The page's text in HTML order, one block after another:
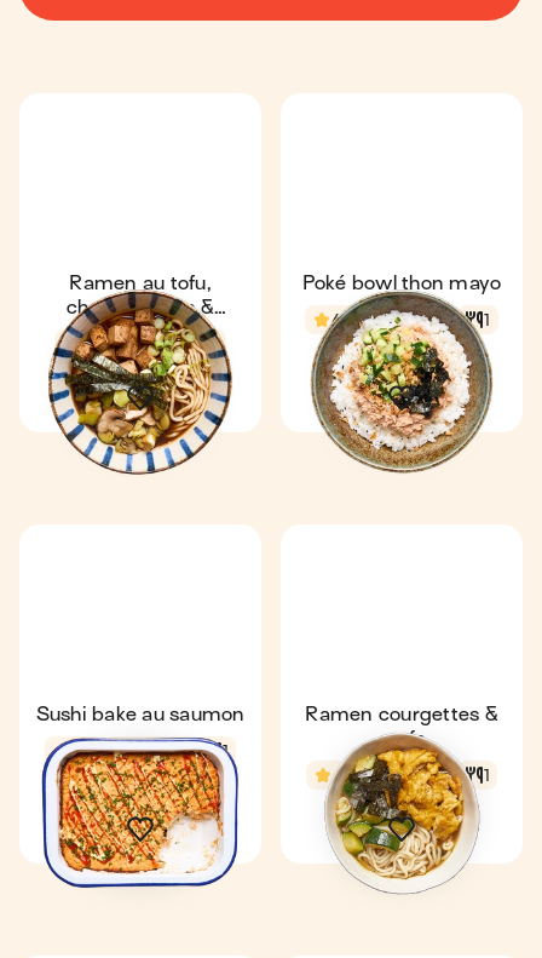
Ramen au tofu,
champignons &
poireaux
4 18 min 1
Poké bowl thon mayo
4,6 22 min 1
Sushi bake au saumon
4,7 42 min 1
Ramen courgettes &
œufs
4,5 27 min 1